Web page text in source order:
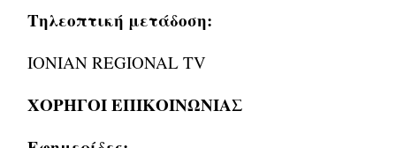
Tηλεοπτική μετάδοση:
IONIAN REGIONAL TV
ΧΟΡΗΓΟΙ ΕΠΙΚΟΙΝΩΝΙΑΣ